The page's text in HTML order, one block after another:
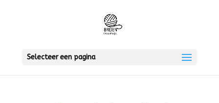
Selecteer een pagina